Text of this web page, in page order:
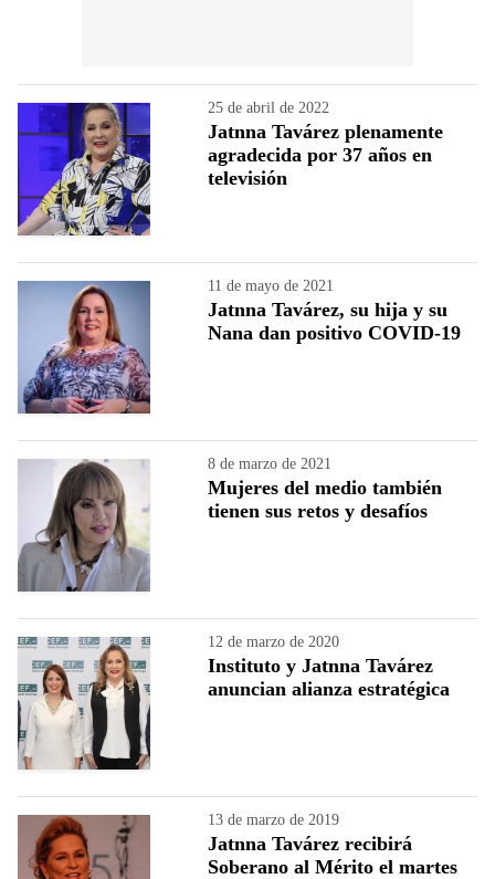
25 de abril de 2022
Jatnna Tavárez plenamente
agradecida por 37 años en
televisión
11 de mayo de 2021
Jatnna Tavárez, su hija y su
Nana dan positivo COVID-19
8 de marzo de 2021
Mujeres del medio también
tienen sus retos y desafíos
12 de marzo de 2020
Instituto y Jatnna Tavárez
anuncian alianza estratégica
13 de marzo de 2019
Jatnna Tavárez recibirá
Soberano al Mérito el martes